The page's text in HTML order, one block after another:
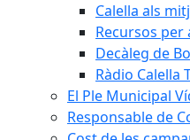
Calella als
Recursos
Decàleg de
Ràdio Calella
El Ple Municipal
Responsable de